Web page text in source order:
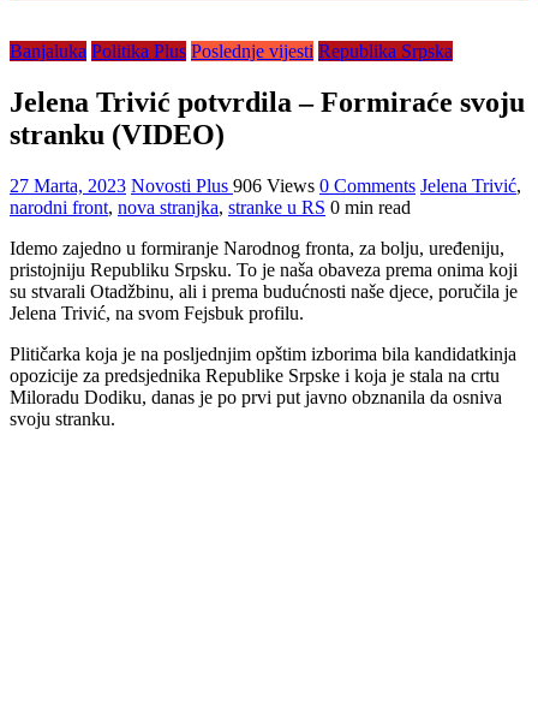
Banjaluka Politika Plus Poslednje vijesti Republika Srpska
Jelena Trivić potvrdila – Formiraće svoju
stranku (VIDEO)
27 Marta, 2023 Novosti Plus 906 Views 0 Comments Jelena Trivić,
narodni front, nova stranjka, stranke u RS 0 min read
Idemo zajedno u formiranje Narodnog fronta, za bolju, uređeniju,
pristojniju Republiku Srpsku. To je naša obaveza prema onima koji
su stvarali Otadžbinu, ali i prema budućnosti naše djece, poručila je
Jelena Trivić, na svom Fejsbuk profilu.
Plitičarka koja je na posljednjim opštim izborima bila kandidatkinja
opozicije za predsjednika Republike Srpske i koja je stala na crtu
Miloradu Dodiku, danas je po prvi put javno obznanila da osniva
svoju stranku.